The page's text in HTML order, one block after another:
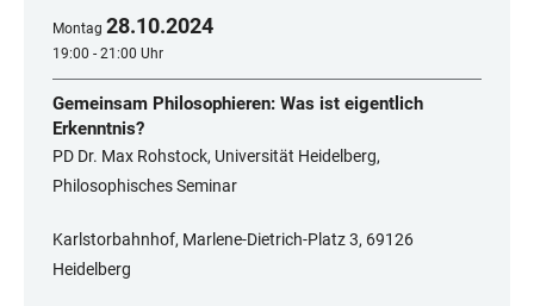
Montag 28.10.2024
19:00 - 21:00 Uhr
Gemeinsam Philosophieren: Was ist eigentlich
Erkenntnis?
PD Dr. Max Rohstock, Universität Heidelberg,
Philosophisches Seminar
Karlstorbahnhof, Marlene-Dietrich-Platz 3, 69126
Heidelberg